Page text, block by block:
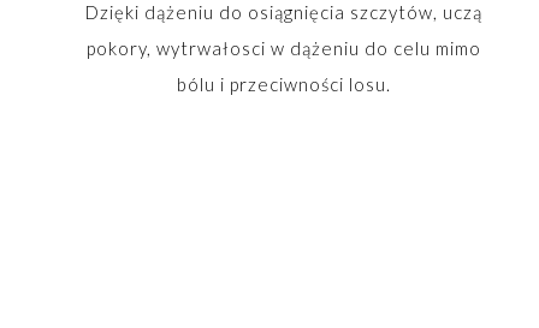
Dzięki dążeniu do osiągnięcia szczytów, uczą
pokory, wytrwałosci w dążeniu do celu mimo
bólu i przeciwności losu.